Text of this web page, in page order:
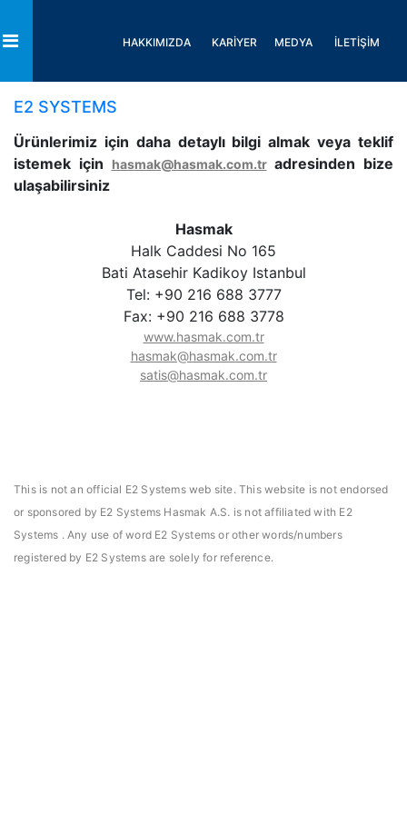
HAKKIMIZDA KARİYER MEDYA İLETİŞİM
E2 SYSTEMS
Ürünlerimiz için daha detaylı bilgi almak veya teklif
istemek için
hasmak@hasmak.com.tradresinden bize
ulaşabilirsiniz
Hasmak
Halk Caddesi No 165
Bati Atasehir Kadikoy Istanbul
Tel: +90 216 688 3777
Fax: +90 216 688 3778
www.hasmak.com.tr
hasmak@hasmak.com.tr
satis@hasmak.com.tr
This is not an official E2 Systems web site. This website is not endorsed
or sponsored by E2 Systems Hasmak A.S. is not affiliated with E2
Systems . Any use of word E2 Systems or other words/numbers
registered by E2 Systems are solely for reference.
Toggle